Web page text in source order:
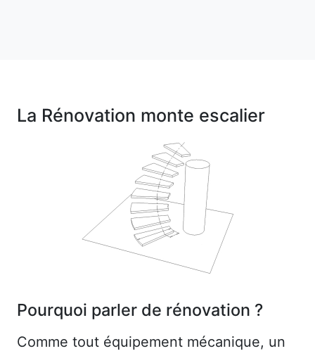
La Rénovation monte escalier
Pourquoi parler de rénovation ?
Comme tout équipement mécanique, un